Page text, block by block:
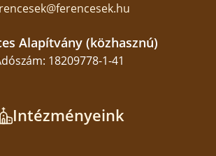
Alapítvány (közhasznú)
18209778-1-41
Intézményeink